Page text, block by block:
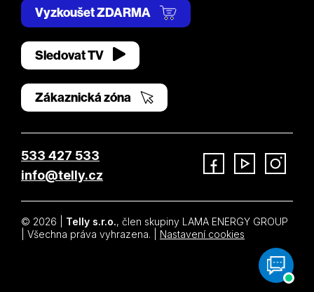
Vyzkoušet ZDARMA
Sledovat TV
Zákaznická zóna
533 427 533
info@telly.cz
© 2026 | Telly s.r.o., člen skupiny LAMA ENERGY GROUP
| Všechna práva vyhrazena. |
Nastavení cookies